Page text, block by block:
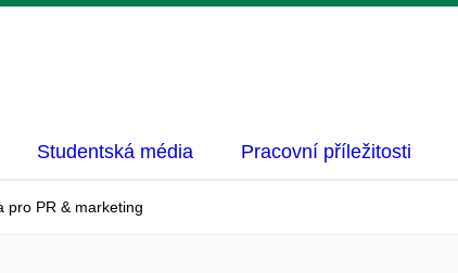
Studentská média Pracovní příležitosti
pro PR & marketing